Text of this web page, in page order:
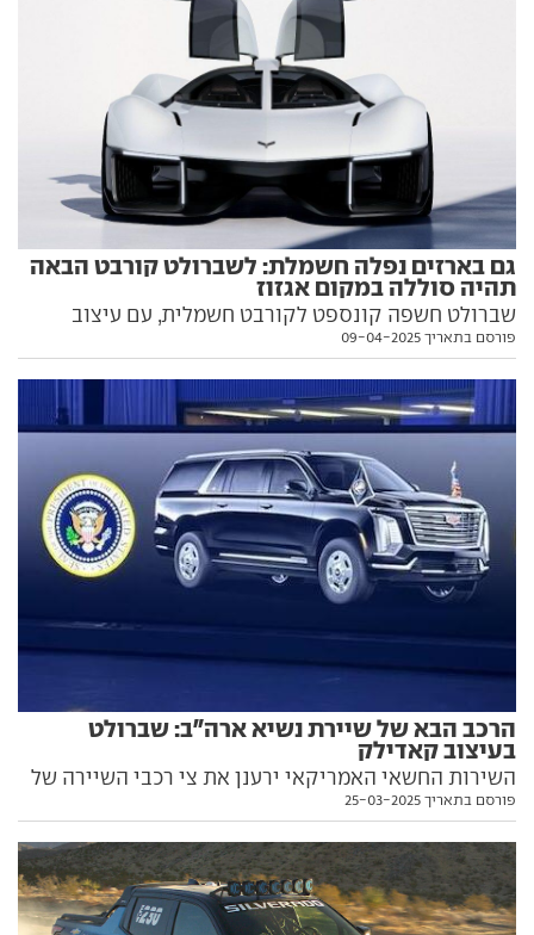
גם בארזים נפלה חשמלת: לשברולט קורבט הבאה
תהיה סוללה במקום אגזוז
שברולט חשפה קונספט לקורבט חשמלית, עם עיצוב
מרהיב המזכיר רכבי מירוץ. ואפשר להיות רגועים:
פורסם בתאריך 09-04-2025
הרכב הבא של שיירת נשיא ארה"ב: שברולט
בעיצוב קאדילק
השירות החשאי האמריקאי ירענן את צי רכבי השיירה של
נשיא ארה"ב עם רכב שטח ממוגן חדש, על בסיס שברולט
בפנים
פורסם בתאריך 25-03-2025